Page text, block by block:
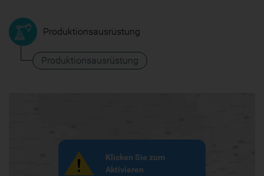
Produktionsausrüstung
Produktionsausrüstung
Klicken Sie zum
Aktivieren